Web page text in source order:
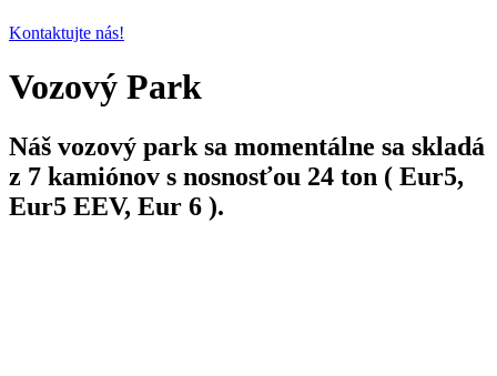
Kontaktujte nás!
Vozový Park
Náš vozový park sa momentálne sa skladá
z 7 kamiónov s nosnosťou 24 ton ( Eur5,
Eur5 EEV, Eur 6 ).